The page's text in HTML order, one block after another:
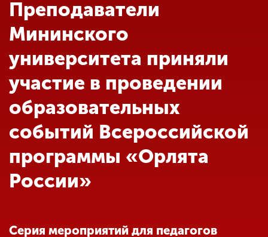
Абитуриенту
Обучение
Наука
Международная
деятельность
Преподаватели
Мининского
университета приняли
участие в проведении
образовательных
событий Всероссийской
программы «Орлята
России»
Серия мероприятий для педагогов